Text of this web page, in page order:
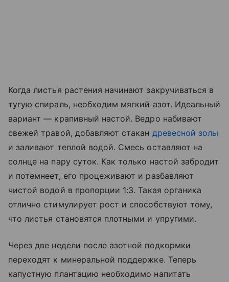
Когда листья растения начинают закручиваться в
тугую спираль, необходим мягкий азот. Идеальный
вариант — крапивный настой. Ведро набивают
свежей травой, добавляют стакан древесной золы
и заливают теплой водой. Смесь оставляют на
солнце на пару суток. Как только настой забродит
и потемнеет, его процеживают и разбавляют
чистой водой в пропорции 1:3. Такая органика
отлично стимулирует рост и способствуют тому,
что листья становятся плотными и упругими.
Через две недели после азотной подкормки
переходят к минеральной поддержке. Теперь
капустную плантацию необходимо напитать